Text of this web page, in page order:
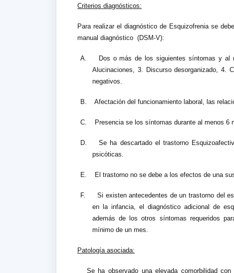
Criterios diagnósticos:
Para realizar el diagnóstico de Esquizofrenia se
manual diagnóstico (DSM-V):
A. Dos o más de los siguientes síntomas y
Alucinaciones, 3. Discurso desorganizado, 4.
negativos.
B. Afectación del funcionamiento laboral, las
C. Presencia se los síntomas durante al menos 6
D.
Se ha descartado el trastorno
psicóticas.
E. El trastorno no se debe a los efectos de una
F.
Si existen antecedentes de un trastorno del
en la infancia, el diagnóstico adicional de
además de los otros síntomas requeridos
mínimo de un mes.
Patología asociada:
Se ha observado una elevada comorbilidad